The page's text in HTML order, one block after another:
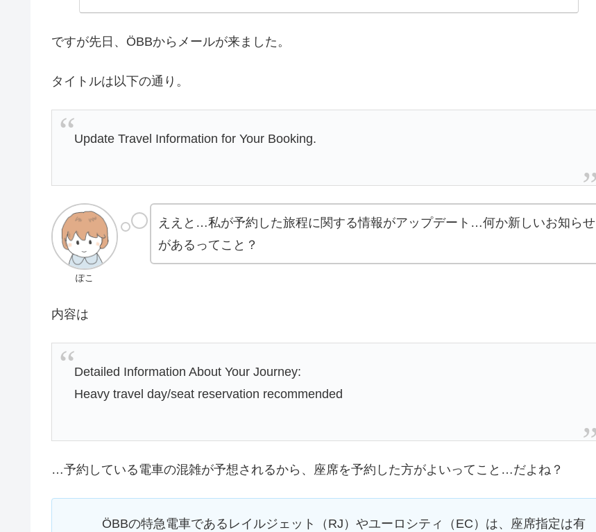
ですが先日、ÖBBからメールが来ました。
タイトルは以下の通り。
Update Travel Information for Your Booking.
ぽこ
ええと…私が予約した旅程に関する情報がアップデート…何か新しいお知らせ
があるってこと？
内容は
Detailed Information About Your Journey:
Heavy travel day/seat reservation recommended
…予約している電車の混雑が予想されるから、座席を予約した方がよいってこと…だよね？
ÖBBの特急電車であるレイルジェット（RJ）やユーロシティ（EC）は、座席指定は有